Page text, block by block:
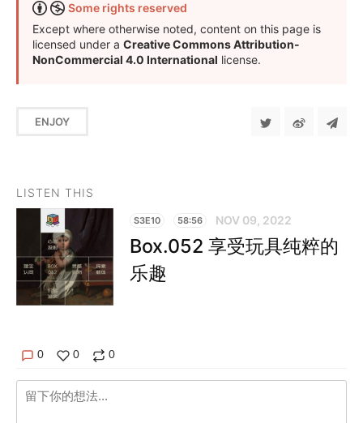
Some rights reserved
Except where otherwise noted, content on this page is
licensed under a Creative Commons Attribution-
NonCommercial 4.0 International license.
ENJOY
LISTEN THIS
S3E10 58:56 NOV 09, 2022
Box.052 享受玩具纯粹的
乐趣